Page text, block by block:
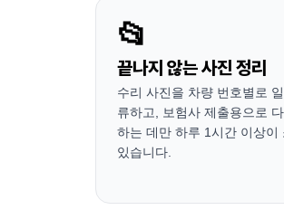
📂
끝나지 않는 사진 정리
수리 사진을 차량 번호별로
류하고, 보험사 제출용으로
하는 데만 하루 1시간 이상이
있습니다.